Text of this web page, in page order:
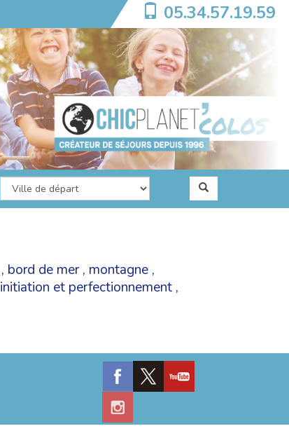
05.34.57.19.59
, bord de mer, montagne ,
initiation et perfectionnement ,